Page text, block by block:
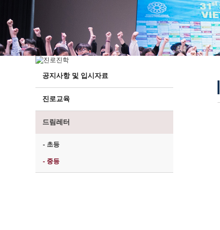
학생현황
위치/전화
전경사진
공지사항 및 입시자료
진로교육
드림레터
- 초등
- 중등